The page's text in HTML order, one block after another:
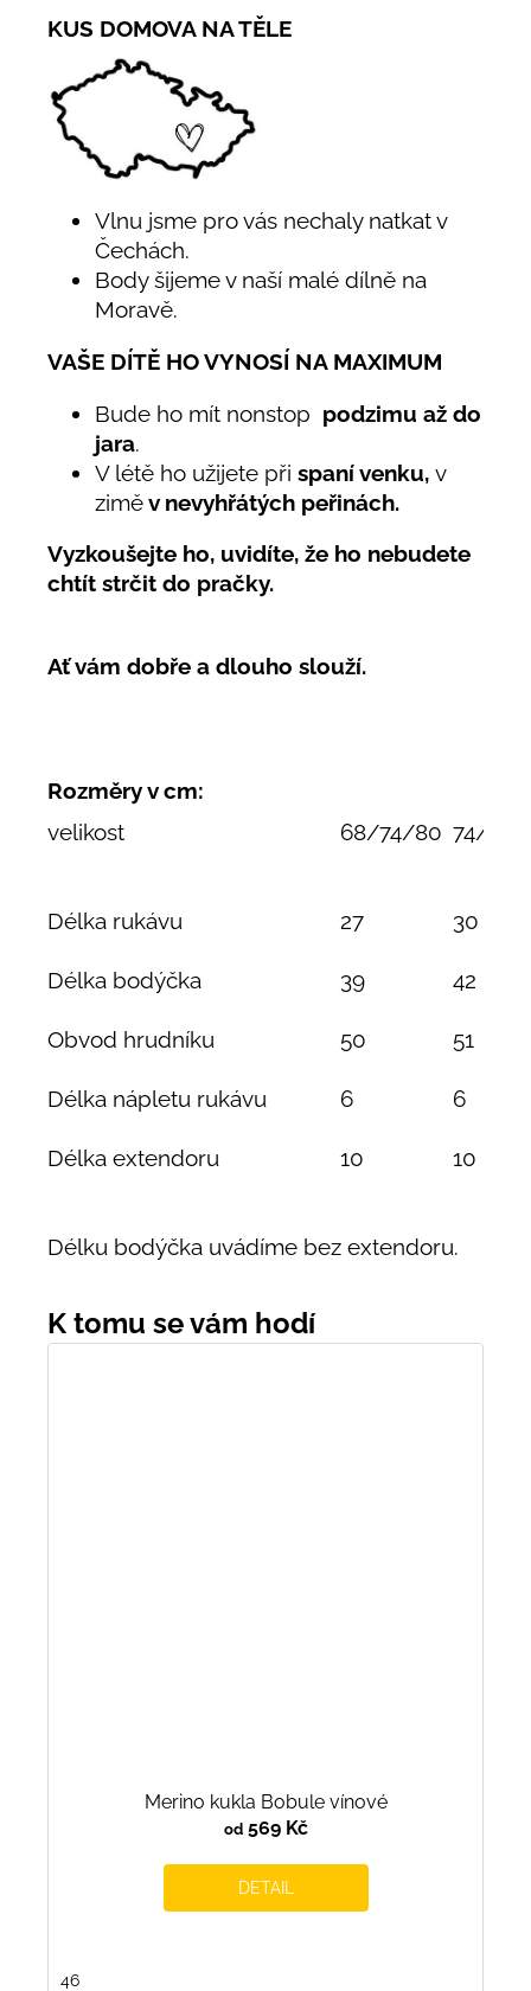
KUS DOMOVA NA TĚLE
Vlnu jsme pro vás nechaly natkat v
Čechách.
Body šijeme v naší malé dílně na
Moravě.
VAŠE DÍTĚ HO VYNOSÍ NA MAXIMUM
Bude ho mít nonstop podzimu až do
jara.
V létě ho užijete při spaní venku, v
ziměv nevyhřátých peřinách.
Vyzkoušejte ho, uvidíte, že ho nebudete
chtít strčit do pračky.
Ať vám dobře a dlouho slouží.
Rozměry v cm:
velikost
68/74/80 74/80/
Délka rukávu 27 30
Délka bodýčka 39 42
Obvod hrudníku 50 51
Délka nápletu rukávu 6 6
Délka extendoru 10 10
Délku bodýčka uvádíme bez extendoru.
Merino kukla Bobule vínové
od569 Kč
DETAIL
46